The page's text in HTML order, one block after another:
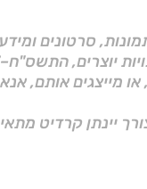
סרטונים
מייצגים אותם,
יינתן קרדיט